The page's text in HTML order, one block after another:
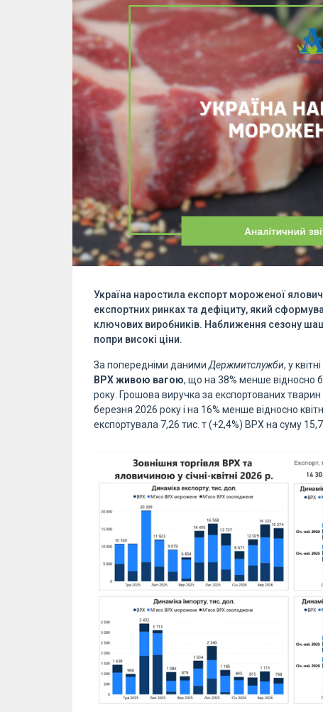
Україна наростила експорт мороженої
експортних ринках та дефіциту, який
ключових виробників. Наближення сезону
попри високі ціни.
За попередніми даними Держмитслужби, у
ВРХ живою вагою, що на 38% менше відносно
року. Грошова виручка за експортованих
березня 2026 року і на 16% менше відносно
експортувала 7,26 тис. т (+2,4%) ВРХ на суму